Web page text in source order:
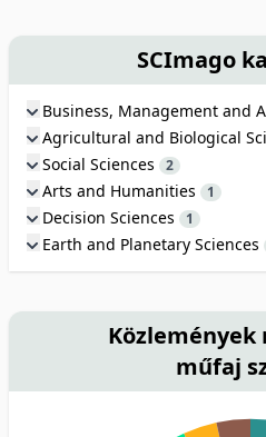
SCImago
Business, Management and
Agricultural and Biological
Social Sciences 2
Arts and Humanities 1
Decision Sciences 1
Earth and Planetary Sciences
Közlemények
műfaj